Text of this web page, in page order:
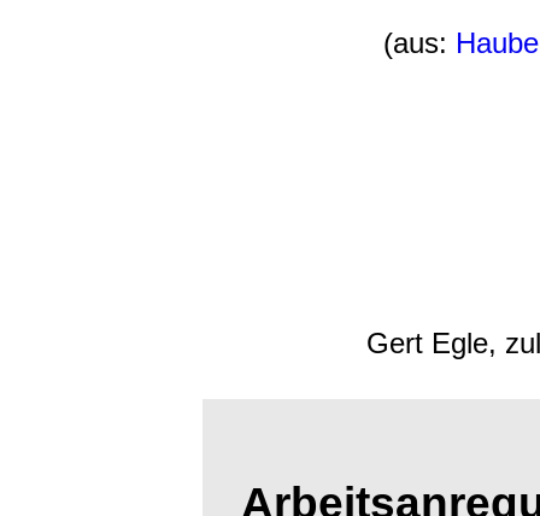
(aus:
Gert Egle,